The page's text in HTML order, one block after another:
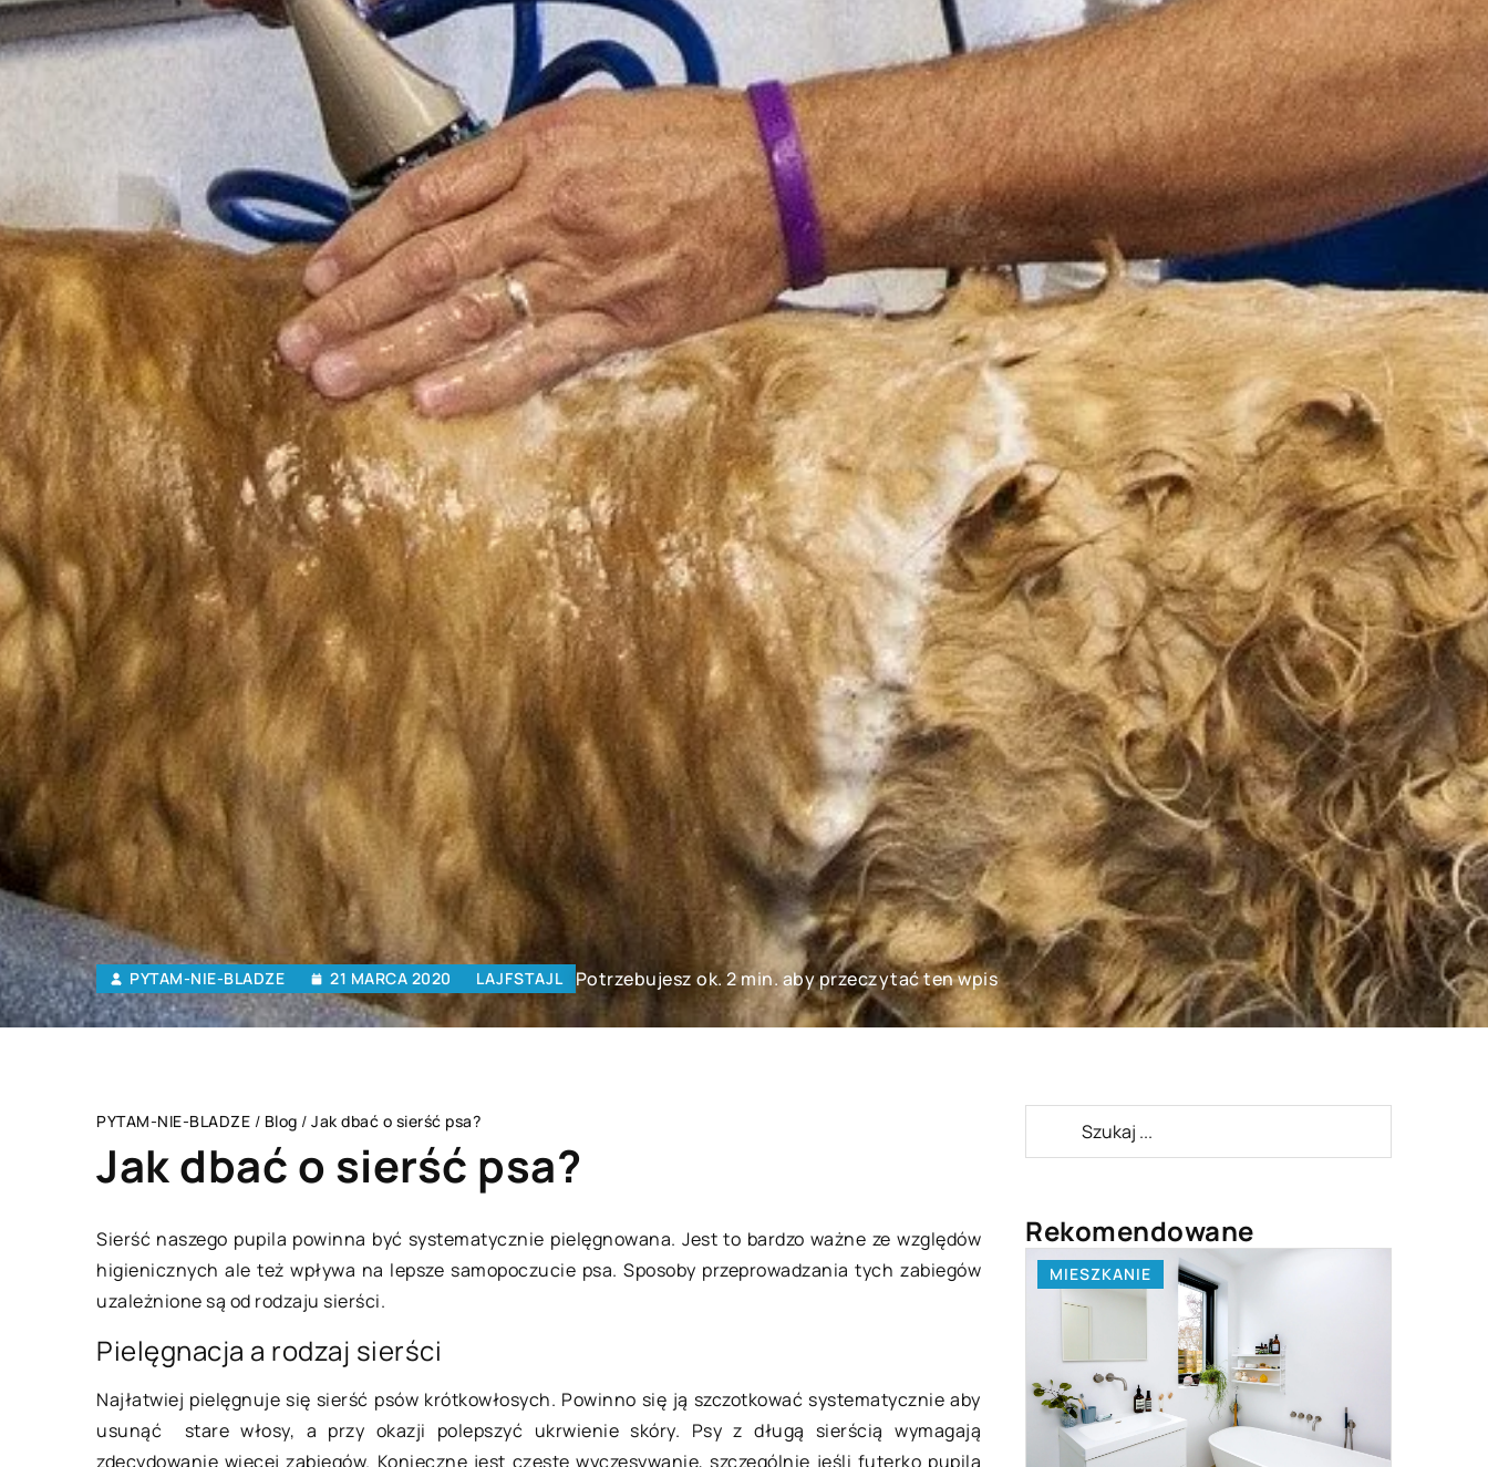
PYTAM-NIE-BLADZE 21 MARCA 2020 LAJFSTAJL Potrzebujesz ok. 2 min. aby przeczytać ten wpis
PYTAM-NIE-BLADZE / Blog / Jak dbać o sierść psa?
Jak dbać o sierść psa?
Sierść naszego pupila powinna być systematycznie pielęgnowana. Jest to bardzo ważne ze względów
higienicznych ale też wpływa na lepsze samopoczucie psa. Sposoby przeprowadzania tych zabiegów
uzależnione są od rodzaju sierści.
Pielęgnacja a rodzaj sierści
Najłatwiej pielęgnuje się sierść psów krótkowłosych. Powinno się ją szczotkować systematycznie aby
usunąć stare włosy, a przy okazji polepszyć ukrwienie skóry. Psy z długą sierścią wymagają
zdecydowanie więcej zabiegów. Konieczne jest częste wyczesywanie, szczególnie jeśli futerko pupila
Rekomendowane
LAJFSTAJL MIESZKANIE BIZNES I USŁUGI